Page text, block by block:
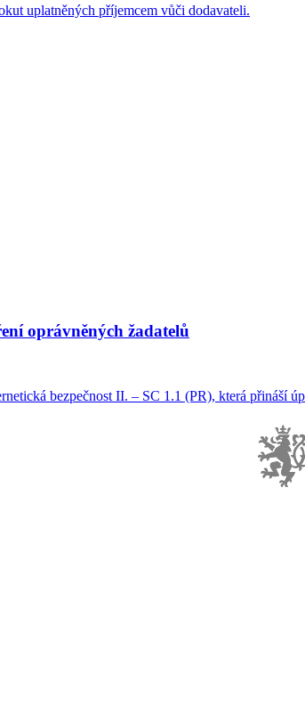
uplatněných příjemcem vůči dodavateli.
oprávněných žadatelů
bezpečnost II. – SC 1.1 (PR), která přináší